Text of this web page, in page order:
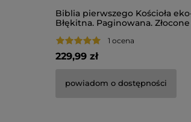
Biblia pierwszego Kościoła
Błękitna. Paginowana. Złocone
1 ocena
229,99 zł
powiadom o dostępności